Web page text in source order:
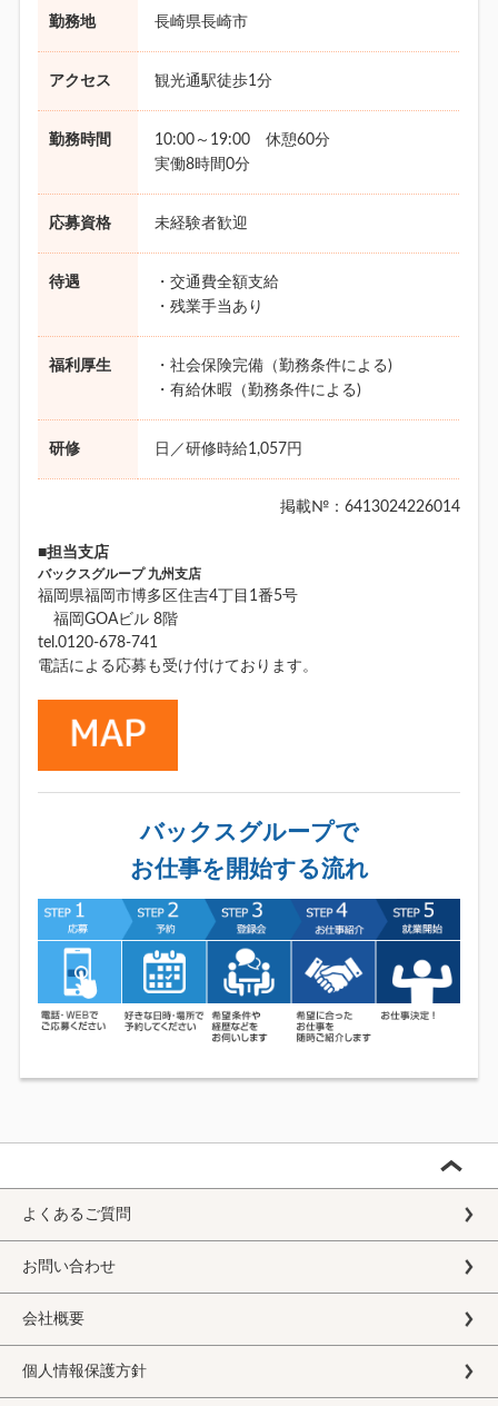
勤務地 長崎県長崎市
アクセス 観光通駅徒歩1分
勤務時間
10:00～19:00 休憩60分
実働8時間0分
応募資格 未経験者歓迎
待遇
・交通費全額支給
・残業手当あり
福利厚生
・社会保険完備（勤務条件による)
・有給休暇（勤務条件による)
研修 日／研修時給1,057円
掲載№：6413024226014
■担当支店
バックスグループ 九州支店
福岡県福岡市博多区住吉4丁目1番5号
福岡GOAビル 8階
tel.0120-678-741
電話による応募も受け付けております。
バックスグループで
お仕事を開始する流れ
よくあるご質問
お問い合わせ
会社概要
個人情報保護方針